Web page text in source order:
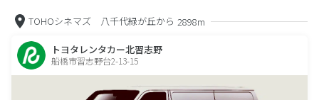
TOHOシネマズ 八千代緑が丘から 2898m
トヨタレンタカー北習志野
船橋市習志野台2-13-15